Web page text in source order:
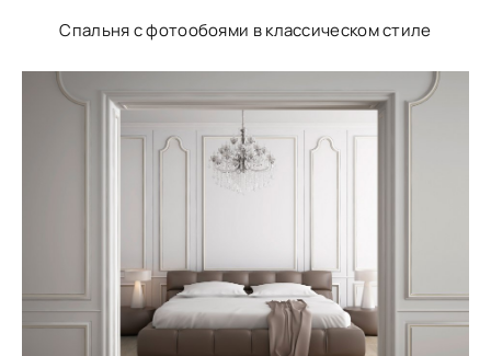
Спальня с фотообоями в классическом стиле